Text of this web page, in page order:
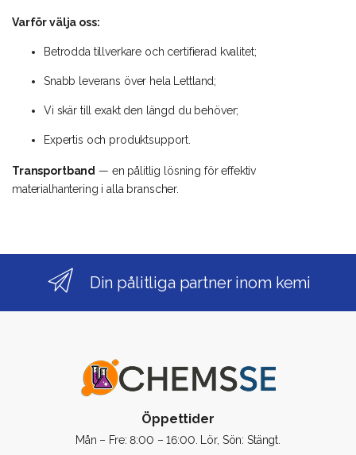
Varför välja oss:
Betrodda tillverkare och certifierad kvalitet;
Snabb leverans över hela Lettland;
Vi skär till exakt den längd du behöver;
Expertis och produktsupport.
Transportband — en pålitlig lösning för effektiv
materialhantering i alla branscher.
Din pålitliga partner inom kemi
Öppettider
Mån – Fre: 8:00 – 16:00. Lör, Sön: Stängt.